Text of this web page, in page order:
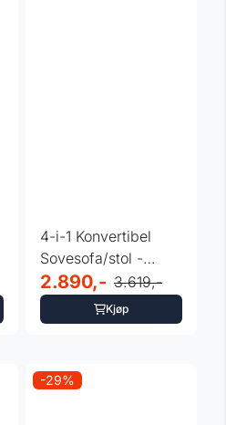
4-i-1 Konvertibel
Sovesofa/stol -
Softfa
2.890,- 3.619,-
Kjøp
-29%